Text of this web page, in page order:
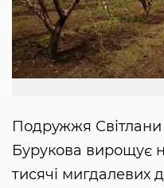
Подружжя Світлани
Бурукова вирощує
тисячі мигдалевих